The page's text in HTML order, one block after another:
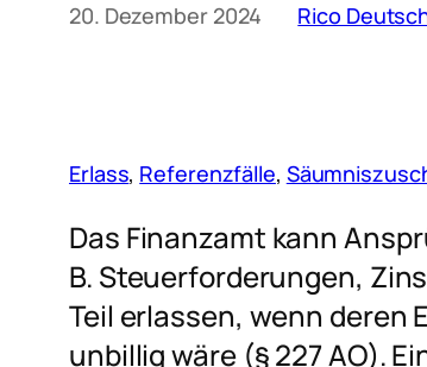
20. Dezember 2024 Rico
Erlass, Referenzfälle,
Das Finanzamt kann
B. Steuerforderungen,
Teil erlassen, wenn deren
unbillig wäre (§ 227 AO).